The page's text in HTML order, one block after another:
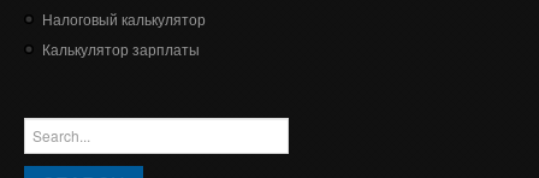
Налоговый калькулятор
Калькулятор зарплаты
ФОРМА ПОИСКА
Search this site